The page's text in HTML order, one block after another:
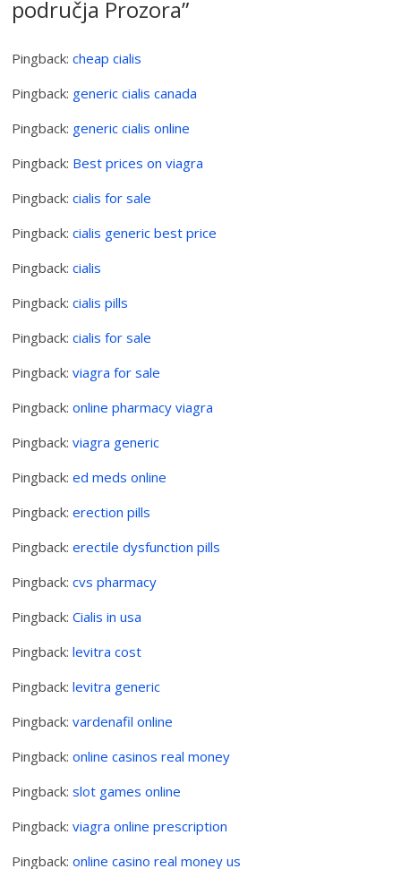
područja Prozora”
Pingback:cheap cialis
Pingback: generic cialis canada
Pingback: generic cialis online
Pingback: Best prices on viagra
Pingback:cialis for sale
Pingback:cialis generic best price
Pingback:cialis
Pingback:cialis pills
Pingback:cialis for sale
Pingback:viagra for sale
Pingback:online pharmacy viagra
Pingback:viagra generic
Pingback:ed meds online
Pingback:erection pills
Pingback:erectile dysfunction pills
Pingback:cvs pharmacy
Pingback:Cialis in usa
Pingback:levitra cost
Pingback:levitra generic
Pingback:vardenafil online
Pingback:online casinos real money
Pingback:slot games online
Pingback:viagra online prescription
Pingback:online casino real money us